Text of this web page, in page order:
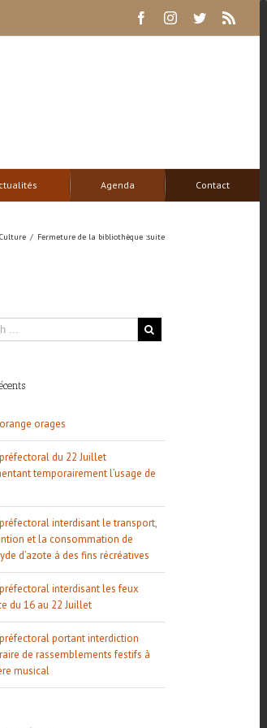
FacebookInstagram
Twitter
Agenda Contact
Culture / Fermeture de la bibliothèque :suite
orages
du 22 Juillet
temporairement l’usage de
interdisant le transport,
et la consommation de
d’azote à des fins récréatives
interdisant les feux
du 16 au 22 Juillet
portant interdiction
de rassemblements festifs à
musical